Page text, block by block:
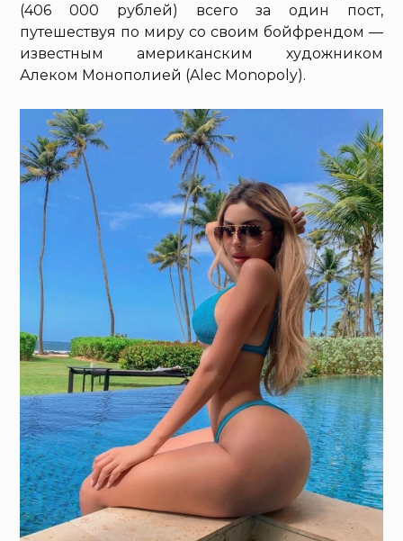
(406 000 рублей) всего за один пост,
путешествуя по миру со своим бойфрендом —
известным американским художником
Алеком Монополией (Alec Monopoly).